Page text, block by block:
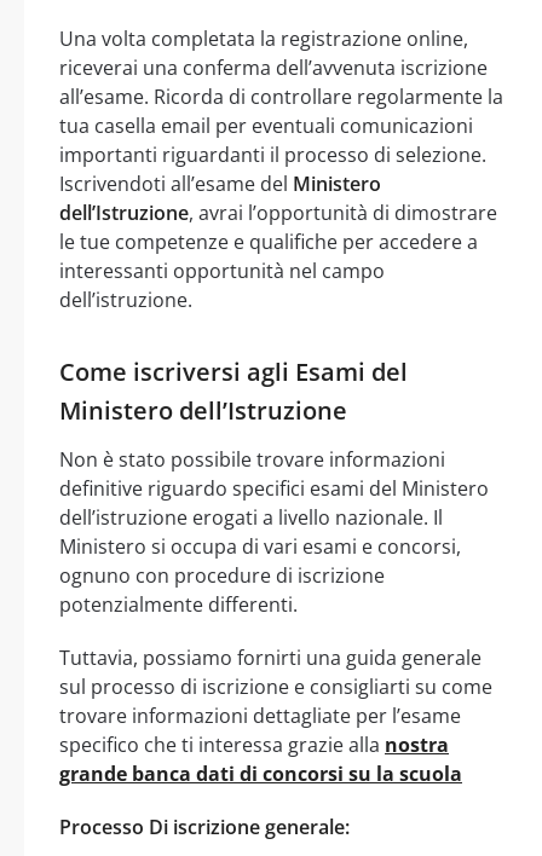
Una volta completata la registrazione online,
riceverai una conferma dell’avvenuta iscrizione
all’esame. Ricorda di controllare regolarmente la
tua casella email per eventuali comunicazioni
importanti riguardanti il processo di selezione.
Iscrivendoti all’esame del Ministero
dell’Istruzione, avrai l’opportunità di dimostrare
le tue competenze e qualifiche per accedere a
interessanti opportunità nel campo
dell’istruzione.
Come iscriversi agli Esami del
Ministero dell’Istruzione
Non è stato possibile trovare informazioni
definitive riguardo specifici esami del Ministero
dell’istruzione erogati a livello nazionale. Il
Ministero si occupa di vari esami e concorsi,
ognuno con procedure di iscrizione
potenzialmente differenti.
Tuttavia, possiamo fornirti una guida generale
sul processo di iscrizione e consigliarti su come
trovare informazioni dettagliate per l’esame
specifico che ti interessa grazie alla nostra
grande banca dati di concorsi su la scuola
Processo Di iscrizione generale: